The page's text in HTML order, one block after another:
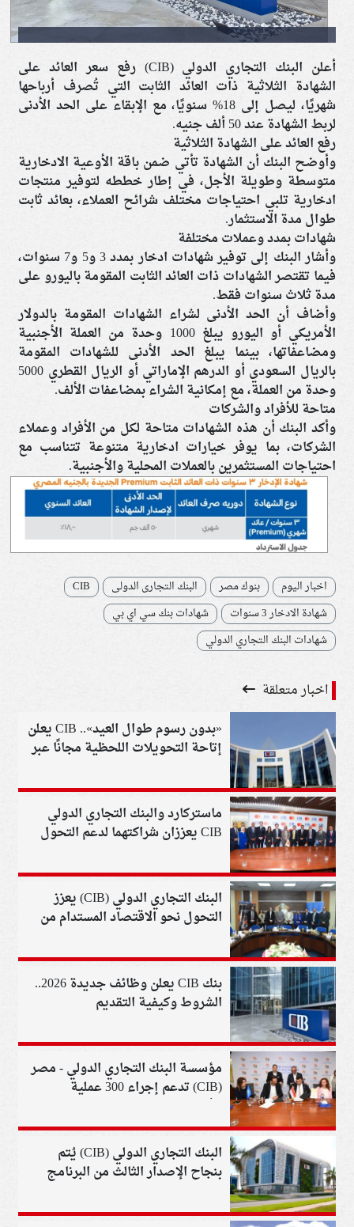
أعلن البنك التجاري الدولي (CIB) رفع سعر العائد على
الشهادة الثلاثية ذات العائد الثابت التي تُصرف أرباحها
شهريًا، ليصل إلى 18% سنويًا، مع الإبقاء على الحد الأدنى
لربط الشهادة عند 50 ألف جنيه.
رفع العائد على الشهادة الثلاثية
وأوضح البنك أن الشهادة تأتي ضمن باقة الأوعية الادخارية
متوسطة وطويلة الأجل، في إطار خططه لتوفير منتجات
ادخارية تلبي احتياجات مختلف شرائح العملاء، بعائد ثابت
طوال مدة الاستثمار.
شهادات بمدد وعملات مختلفة
وأشار البنك إلى توفير شهادات ادخار بمدد 3 و5 و7 سنوات،
فيما تقتصر الشهادات ذات العائد الثابت المقومة باليورو على
مدة ثلاث سنوات فقط.
وأضاف أن الحد الأدنى لشراء الشهادات المقومة بالدولار
الأمريكي أو اليورو يبلغ 1000 وحدة من العملة الأجنبية
ومضاعفاتها، بينما يبلغ الحد الأدنى للشهادات المقومة
بالريال السعودي أو الدرهم الإماراتي أو الريال القطري 5000
وحدة من العملة، مع إمكانية الشراء بمضاعفات الألف.
متاحة للأفراد والشركات
وأكد البنك أن هذه الشهادات متاحة لكل من الأفراد وعملاء
الشركات، بما يوفر خيارات ادخارية متنوعة تتناسب مع
احتياجات المستثمرين بالعملات المحلية والأجنبية.
اخبار اليوم بنوك مصر البنك التجارى الدولى
CIB
شهادة الادخار 3 سنوات
شهادات بنك سي اي بي
شهادات البنك التجاري الدولي
اخبار متعلقة
«بدون رسوم طوال العيد».. CIB يعلن
إتاحة التحويلات اللحظية مجانًا عبر
ماستركارد والبنك التجاري الدولي
CIB يعززان شراكتهما لدعم التحول
البنك التجاري الدولي (CIB) يعزز
التحول نحو الاقتصاد المستدام من
متكاملة
بنك CIB يعلن وظائف جديدة 2026..
الشروط وكيفية التقديم
مؤسسة البنك التجاري الدولي - مصر
(CIB) تدعم إجراء 300 عملية
مع مستشفى الناس
البنك التجاري الدولي (CIB) يُتم
بنجاح الإصدار الثالث من البرنامج
بقيمة 1.307 مليار جنيه